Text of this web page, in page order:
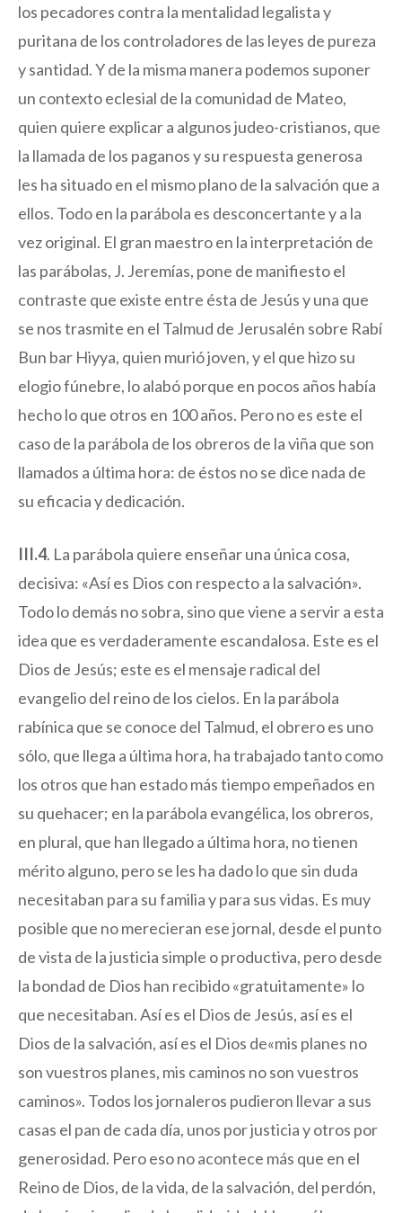
los pecadores contra la mentalidad legalista y
puritana de los controladores de las leyes de pureza
y santidad. Y de la misma manera podemos suponer
un contexto eclesial de la comunidad de Mateo,
quien quiere explicar a algunos judeo-cristianos, que
la llamada de los paganos y su respuesta generosa
les ha situado en el mismo plano de la salvación que a
ellos. Todo en la parábola es desconcertante y a la
vez original. El gran maestro en la interpretación de
las parábolas, J. Jeremías, pone de manifiesto el
contraste que existe entre ésta de Jesús y una que
se nos trasmite en el Talmud de Jerusalén sobre Rabí
Bun bar Hiyya, quien murió joven, y el que hizo su
elogio fúnebre, lo alabó porque en pocos años había
hecho lo que otros en 100 años. Pero no es este el
caso de la parábola de los obreros de la viña que son
llamados a última hora: de éstos no se dice nada de
su eficacia y dedicación.
III.4. La parábola quiere enseñar una única cosa,
decisiva: «Así es Dios con respecto a la salvación».
Todo lo demás no sobra, sino que viene a servir a esta
idea que es verdaderamente escandalosa. Este es el
Dios de Jesús; este es el mensaje radical del
evangelio del reino de los cielos. En la parábola
rabínica que se conoce del Talmud, el obrero es uno
sólo, que llega a última hora, ha trabajado tanto como
los otros que han estado más tiempo empeñados en
su quehacer; en la parábola evangélica, los obreros,
en plural, que han llegado a última hora, no tienen
mérito alguno, pero se les ha dado lo que sin duda
necesitaban para su familia y para sus vidas. Es muy
posible que no merecieran ese jornal, desde el punto
de vista de la justicia simple o productiva, pero desde
la bondad de Dios han recibido «gratuitamente» lo
que necesitaban. Así es el Dios de Jesús, así es el
Dios de la salvación, así es el Dios de«mis planes no
son vuestros planes, mis caminos no son vuestros
caminos». Todos los jornaleros pudieron llevar a sus
casas el pan de cada día, unos por justicia y otros por
generosidad. Pero eso no acontece más que en el
Reino de Dios, de la vida, de la salvación, del perdón,